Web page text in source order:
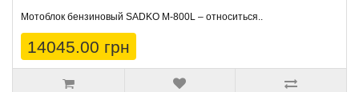
Мотоблок бензиновый SADKO M-800L – относиться..
14045.00 грн